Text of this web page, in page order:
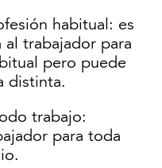
habitual: es
trabajador para
pero puede
distinta.
trabajo:
para toda